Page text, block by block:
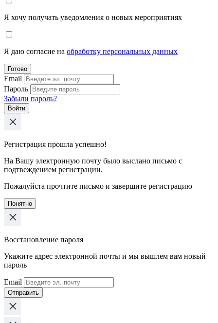
Я хочу получать уведомления о новых мероприятиях
Я даю согласие на обработку персональных данных
Готово
Email
Пароль
Забыли пароль?
Войти
Регистрация прошла успешно!
На Вашу электронную почту было выслано письмо с
подтвеждением регистрации.
Пожалуйста прочтите письмо и завершите регистрацию
Понятно
Восстановление пароля
Укажите адрес электронной почты и мы вышлем вам новый
пароль
Email
Отправить